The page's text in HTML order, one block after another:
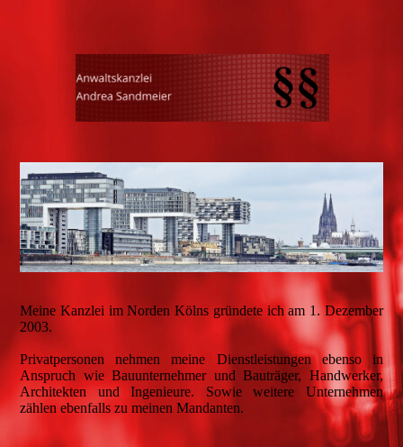
Meine Kanzlei im Norden Kölns gründete ich am 1. Dezember
2003.
Privatpersonen nehmen meine Dienstleistungen ebenso in
Anspruch wie Bauunternehmer und Bauträger, Handwerker,
Architekten und Ingenieure. Sowie weitere Unternehmen
zählen ebenfalls zu meinen Mandanten.